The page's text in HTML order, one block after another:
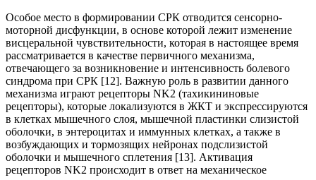
Особое место в формировании СРК отводится сенсорно-
моторной дисфункции, в основе которой лежит изменение
висцеральной чувствительности, которая в настоящее время
рассматривается в качестве первичного механизма,
отвечающего за возникновение и интенсивность болевого
синдрома при СРК [12]. Важную роль в развитии данного
механизма играют рецепторы NK2 (тахикининовые
рецепторы), которые локализуются в ЖКТ и экспрессируются
в клетках мышечного слоя, мышечной пластинки слизистой
оболочки, в энтероцитах и иммунных клетках, а также в
возбуждающих и тормозящих нейронах подслизистой
оболочки и мышечного сплетения [13]. Активация
рецепторов NK2 происходит в ответ на механическое